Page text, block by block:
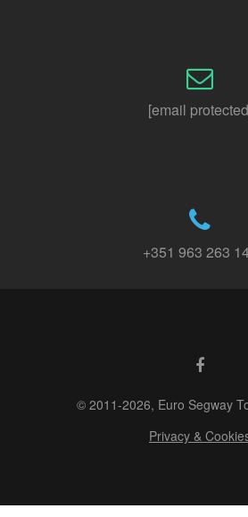
[email
+351 963 263
© 2011-2026, Euro Segway
Privacy &